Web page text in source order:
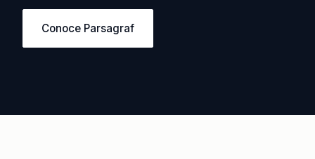
Conoce Parsagraf